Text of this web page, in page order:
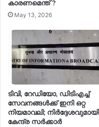
കാരണമെന്ത് ?
May 13, 2026
ടിവി, റേഡിയോ, ഡിടിഎച്ച്
സേവനങ്ങൾക്ക് ഇനി ഒറ്റ
നിയമാവലി; നിർദ്ദേശവുമായി
കേന്ദ്ര സർക്കാർ